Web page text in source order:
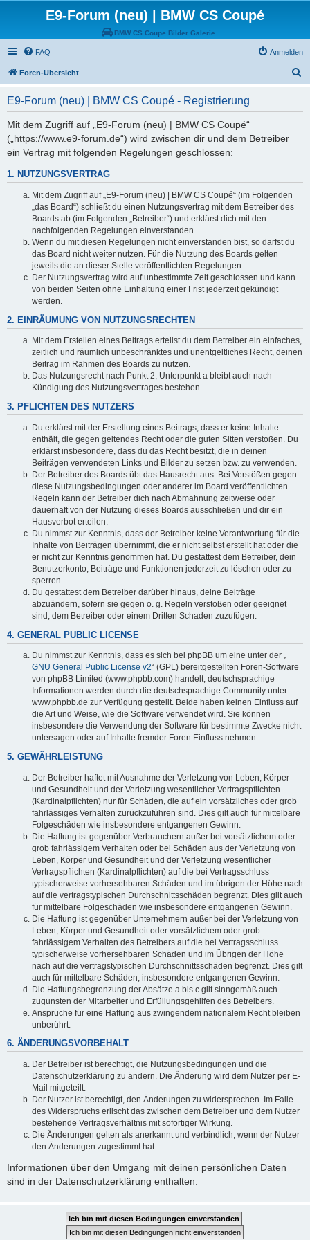
E9-Forum (neu) | BMW CS Coupé
BMW CS Coupe Bilder Galerie
FAQ Anmelden
Foren-Übersicht
E9-Forum (neu) | BMW CS Coupé - Registrierung
Mit dem Zugriff auf „E9-Forum (neu) | BMW CS Coupé“
(„https://www.e9-forum.de“) wird zwischen dir und dem Betreiber
ein Vertrag mit folgenden Regelungen geschlossen:
1. NUTZUNGSVERTRAG
Mit dem Zugriff auf „E9-Forum (neu) | BMW CS Coupé“ (im Folgenden
„das Board“) schließt du einen Nutzungsvertrag mit dem Betreiber des
Boards ab (im Folgenden „Betreiber“) und erklärst dich mit den
nachfolgenden Regelungen einverstanden.
Wenn du mit diesen Regelungen nicht einverstanden bist, so darfst du
das Board nicht weiter nutzen. Für die Nutzung des Boards gelten
jeweils die an dieser Stelle veröffentlichten Regelungen.
Der Nutzungsvertrag wird auf unbestimmte Zeit geschlossen und kann
von beiden Seiten ohne Einhaltung einer Frist jederzeit gekündigt
werden.
2. EINRÄUMUNG VON NUTZUNGSRECHTEN
Mit dem Erstellen eines Beitrags erteilst du dem Betreiber ein einfaches,
zeitlich und räumlich unbeschränktes und unentgeltliches Recht, deinen
Beitrag im Rahmen des Boards zu nutzen.
Das Nutzungsrecht nach Punkt 2, Unterpunkt a bleibt auch nach
Kündigung des Nutzungsvertrages bestehen.
3. PFLICHTEN DES NUTZERS
Du erklärst mit der Erstellung eines Beitrags, dass er keine Inhalte
enthält, die gegen geltendes Recht oder die guten Sitten verstoßen. Du
erklärst insbesondere, dass du das Recht besitzt, die in deinen
Beiträgen verwendeten Links und Bilder zu setzen bzw. zu verwenden.
Der Betreiber des Boards übt das Hausrecht aus. Bei Verstößen gegen
diese Nutzungsbedingungen oder anderer im Board veröffentlichten
Regeln kann der Betreiber dich nach Abmahnung zeitweise oder
dauerhaft von der Nutzung dieses Boards ausschließen und dir ein
Hausverbot erteilen.
Du nimmst zur Kenntnis, dass der Betreiber keine Verantwortung für die
Inhalte von Beiträgen übernimmt, die er nicht selbst erstellt hat oder die
er nicht zur Kenntnis genommen hat. Du gestattest dem Betreiber, dein
Benutzerkonto, Beiträge und Funktionen jederzeit zu löschen oder zu
sperren.
Du gestattest dem Betreiber darüber hinaus, deine Beiträge
abzuändern, sofern sie gegen o. g. Regeln verstoßen oder geeignet
sind, dem Betreiber oder einem Dritten Schaden zuzufügen.
4. GENERAL PUBLIC LICENSE
Du nimmst zur Kenntnis, dass es sich bei phpBB um eine unter der „
GNU General Public License v2“ (GPL) bereitgestellten Foren-Software
von phpBB Limited (www.phpbb.com) handelt; deutschsprachige
Informationen werden durch die deutschsprachige Community unter
www.phpbb.de zur Verfügung gestellt. Beide haben keinen Einfluss auf
die Art und Weise, wie die Software verwendet wird. Sie können
insbesondere die Verwendung der Software für bestimmte Zwecke nicht
untersagen oder auf Inhalte fremder Foren Einfluss nehmen.
5. GEWÄHRLEISTUNG
Der Betreiber haftet mit Ausnahme der Verletzung von Leben, Körper
und Gesundheit und der Verletzung wesentlicher Vertragspflichten
(Kardinalpflichten) nur für Schäden, die auf ein vorsätzliches oder grob
fahrlässiges Verhalten zurückzuführen sind. Dies gilt auch für mittelbare
Folgeschäden wie insbesondere entgangenen Gewinn.
Die Haftung ist gegenüber Verbrauchern außer bei vorsätzlichem oder
grob fahrlässigem Verhalten oder bei Schäden aus der Verletzung von
Leben, Körper und Gesundheit und der Verletzung wesentlicher
Vertragspflichten (Kardinalpflichten) auf die bei Vertragsschluss
typischerweise vorhersehbaren Schäden und im übrigen der Höhe nach
auf die vertragstypischen Durchschnittsschäden begrenzt. Dies gilt auch
für mittelbare Folgeschäden wie insbesondere entgangenen Gewinn.
Die Haftung ist gegenüber Unternehmern außer bei der Verletzung von
Leben, Körper und Gesundheit oder vorsätzlichem oder grob
fahrlässigem Verhalten des Betreibers auf die bei Vertragsschluss
typischerweise vorhersehbaren Schäden und im Übrigen der Höhe
nach auf die vertragstypischen Durchschnittsschäden begrenzt. Dies gilt
auch für mittelbare Schäden, insbesondere entgangenen Gewinn.
Die Haftungsbegrenzung der Absätze a bis c gilt sinngemäß auch
zugunsten der Mitarbeiter und Erfüllungsgehilfen des Betreibers.
Ansprüche für eine Haftung aus zwingendem nationalem Recht bleiben
unberührt.
6. ÄNDERUNGSVORBEHALT
Der Betreiber ist berechtigt, die Nutzungsbedingungen und die
Datenschutzerklärung zu ändern. Die Änderung wird dem Nutzer per E-
Mail mitgeteilt.
Der Nutzer ist berechtigt, den Änderungen zu widersprechen. Im Falle
des Widerspruchs erlischt das zwischen dem Betreiber und dem Nutzer
bestehende Vertragsverhältnis mit sofortiger Wirkung.
Die Änderungen gelten als anerkannt und verbindlich, wenn der Nutzer
den Änderungen zugestimmt hat.
Informationen über den Umgang mit deinen persönlichen Daten
sind in der Datenschutzerklärung enthalten.